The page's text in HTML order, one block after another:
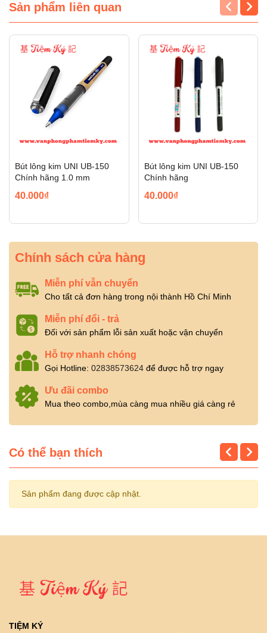
Sản phẩm liên quan
Bút lông kim UNI UB-150
Chính hãng 1.0 mm
40.000₫
Bút lông kim UNI UB-150
Chính hãng
40.000₫
Chính sách cửa hàng
Miễn phí vẫn chuyển
Cho tất cả đơn hàng trong nội thành Hồ Chí Minh
Miễn phí đổi - trả
Đối với sản phẩm lỗi sản xuất hoặc vận chuyển
Hỗ trợ nhanh chóng
Gọi Hotline: 02838573624 để được hỗ trợ ngay
Ưu đãi combo
Mua theo combo,mùa càng mua nhiều giá càng rẻ
Có thể bạn thích
Sản phẩm đang được cập nhật.
TIỆM KÝ